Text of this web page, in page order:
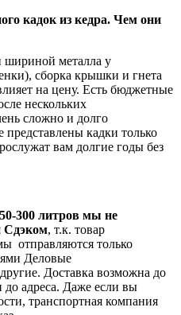
кадок из кедра. Чем они
шириной металла у
сборка крышки и гнета
на цену. Есть бюджетные
нескольких
сложно и долго
кадки только
вам долгие годы без
300 литров мы не
Сдэком, т.к. товар
отправляются только
Деловые
Доставка возможна до
до адреса. Даже если вы
транспортная компания